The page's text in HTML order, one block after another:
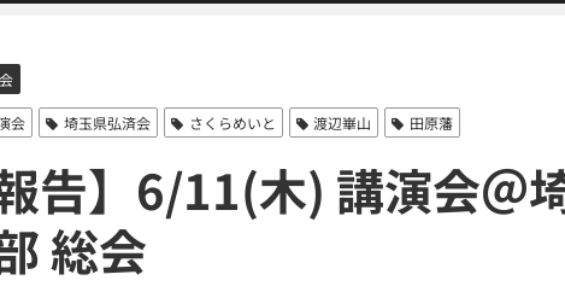
会 埼玉県弘済会 さくらめいと 渡辺崋山 田原藩
報告】6/11(木) 講演会＠
総会